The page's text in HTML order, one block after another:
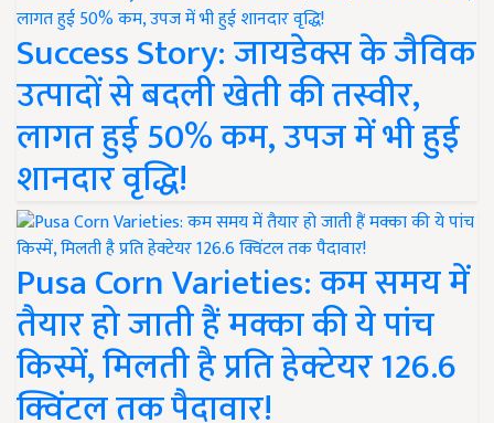
Success Story: जायडेक्स के जैविक
उत्पादों से बदली खेती की तस्वीर,
लागत हुई 50% कम, उपज में भी हुई
शानदार वृद्धि!
Pusa Corn Varieties: कम समय में
तैयार हो जाती हैं मक्का की ये पांच
किस्में, मिलती है प्रति हेक्टेयर 126.6
क्विंटल तक पैदावार!